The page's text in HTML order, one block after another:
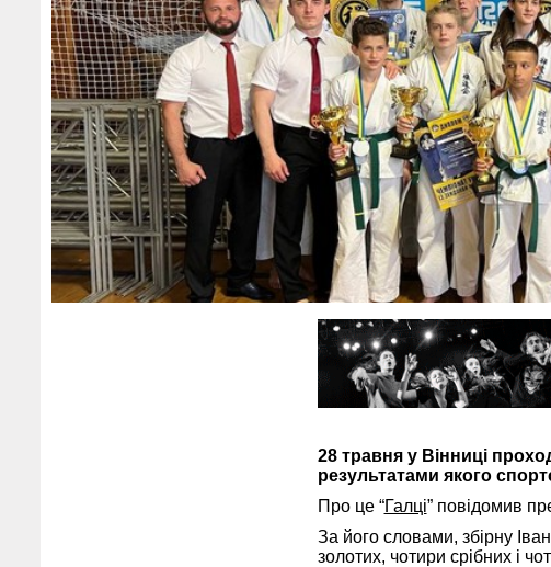
28 травня у Вінниці
результатами якого
Про це “Галці” повідомив
За його словами, збірну
золотих, чотири срібних і